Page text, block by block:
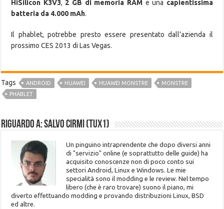
HiSilicon K3V3, 2 GB di memoria RAMe una capientissima
batteria da 4.000 mAh.
Il phablet, potrebbe presto essere presentato dall’azienda il
prossimo CES 2013 di Las Vegas.
Tags ANDROID HUAWEI HUAWEI MONSTRE
MONSTRE
PHABLET
Riguardo a: Salvo Cirmi (Tux1)
Un pinguino intraprendente che dopo diversi anni
di "servizio" online (e soprattutto delle guide) ha
acquisito conoscenze non di poco conto sui
settori Android, Linux e Windows. Le mie
specialità sono il modding e le review. Nel tempo
libero (che è raro trovare) suono il piano, mi
diverto effettuando modding e provando distribuzioni Linux, BSD
ed altre.